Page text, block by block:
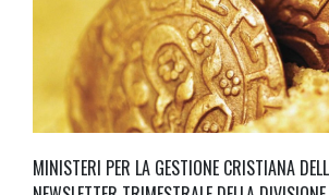
MINISTERI PER LA GESTIONE CRISTIANA